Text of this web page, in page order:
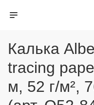
Калька
tracing
м, 52 г/м²,